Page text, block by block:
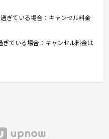
ぎている場合：キャンセル料金
ている場合：キャンセル料金は